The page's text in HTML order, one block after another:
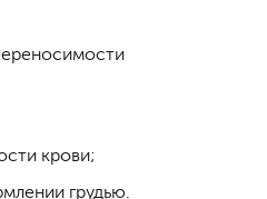
крови;
грудью.